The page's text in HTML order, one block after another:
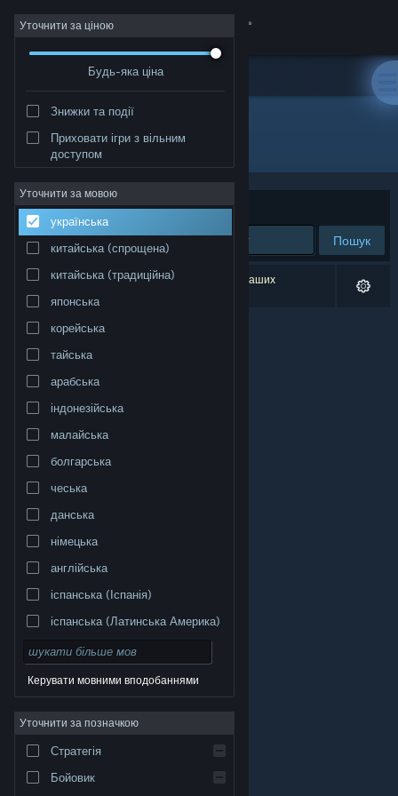
Увійти
Крамниця
Інформація
Підтримка
Змінити мову
Переглянути повну версію
© Valve Corporation. Усі права захищено. Усі
Юридична інформація
підписника Steam
cookie
Уточнити за ціною
Будь-яка ціна
Знижки та події
Приховати ігри з вільним
доступом
Уточнити за мовою
українська
китайська (спрощена)
китайська (традиційна)
японська
корейська
тайська
арабська
індонезійська
малайська
болгарська
чеська
данська
німецька
англійська
іспанська (Іспанія)
іспанська (Латинська Америка)
Керувати мовними вподобаннями
Уточнити за позначкою
Стратегія
Бойовик
Видавець: Polyraptor Games
Упорядкувати за доречністю
Пошук
Результатів вашого пошуку: 0. Відповідно до ваших
уподобань було виключено 1 найменування.